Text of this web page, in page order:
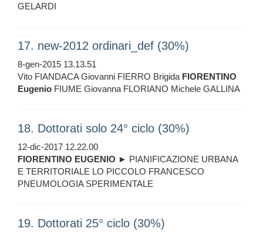
GELARDI
17. new-2012 ordinari_def (30%)
8-gen-2015 13.13.51
Vito FIANDACA Giovanni FIERRO Brigida FIORENTINO
Eugenio FIUME Giovanna FLORIANO Michele GALLINA
18. Dottorati solo 24° ciclo (30%)
12-dic-2017 12.22.00
FIORENTINO EUGENIO ► PIANIFICAZIONE URBANA
E TERRITORIALE LO PICCOLO FRANCESCO
PNEUMOLOGIA SPERIMENTALE
19. Dottorati 25° ciclo (30%)